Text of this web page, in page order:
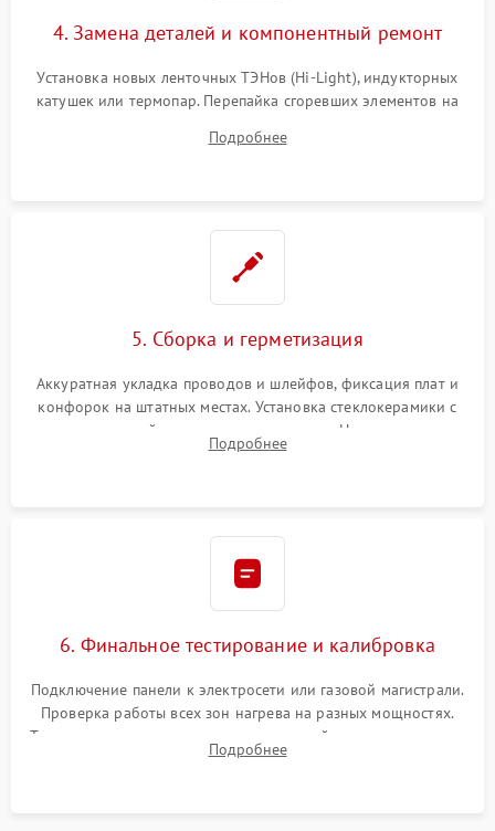
4. Замена деталей и компонентный ремонт
Установка новых ленточных ТЭНов (Hi-Light), индукторных
катушек или термопар. Перепайка сгоревших элементов на
дорожек. Очистка контактов и замена поврежденной
Подробнее
5. Сборка и герметизация
Аккуратная укладка проводов и шлейфов, фиксация плат и
конфорок на штатных местах. Установка стеклокерамики с
проверкой равномерности зазоров. Нанесение
термостойкого герметика или укладка уплотнительной
Подробнее
6. Финальное тестирование и калибровка
Подключение панели к электросети или газовой магистрали.
Проверка работы всех зон нагрева на разных мощностях.
Тестирование сенсорного управления, таймера, индикаторов
остаточного тепла и систем защиты от перегрева.
Подробнее